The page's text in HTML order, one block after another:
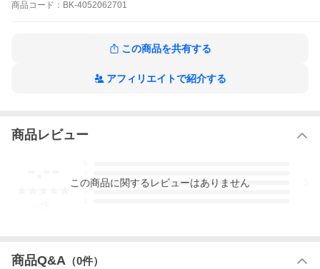
た。大名の家に生まれ、人質としてわかいころをすごした徳川家
商品 コード： BK-4052062701
この商品を共有する
アフィリエイトで紹介する
商品レビュー
3
この商品に関するレビューはありません
商品Q&A （0件）